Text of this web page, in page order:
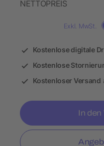
NETTOPREIS
Exkl. MwSt.
Kostenlose digitale
Kostenlose
Kostenloser Versand
In den